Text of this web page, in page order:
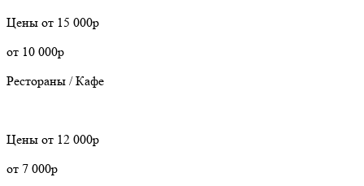
Цены от 15 000р
от 10 000р
Рестораны / Кафе
Цены от 12 000р
от 7 000р